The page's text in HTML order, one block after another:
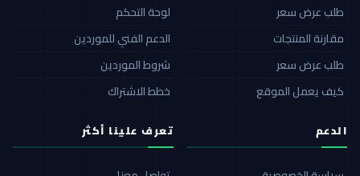
طلب عرض سعر
مقارنة المنتجات
طلب عرض سعر
كيف يعمل الموقع
لوحة التحكم
الدعم الفني للموردين
شروط الموردين
خطط الاشتراك
الدعم تعرف علينا أكثر